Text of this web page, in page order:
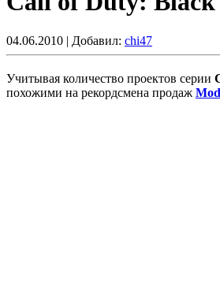
04.06.2010 | Добавил: chi47
Учитывая количество проектов серии
похожими на рекордсмена продаж